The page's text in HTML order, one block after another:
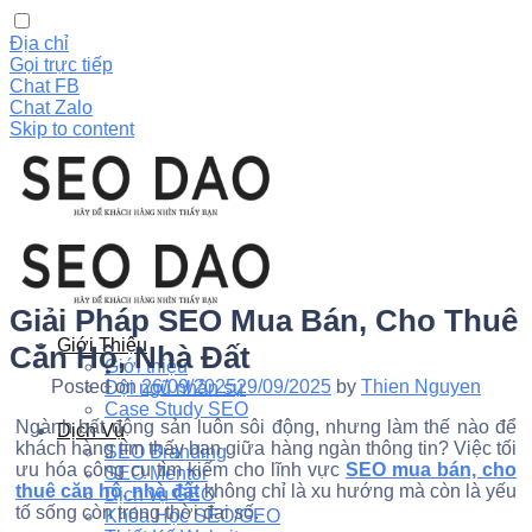
Địa chỉ
Gọi trực tiếp
Chat FB
Chat Zalo
Skip to content
Giới Thiệu
Giới thiệu
Đội ngũ nhân sự
Case Study SEO
Dịch Vụ
SEO Branding
SEO Mentor
Dịch vụ GEO
Khóa Học SEO/GEO
Giải Pháp SEO Mua Bán, Cho Thuê
Căn Hộ, Nhà Đất
Posted on26/09/202529/09/2025 by Thien Nguyen
Ngành bất động sản luôn sôi động, nhưng làm thế nào để
khách hàng tìm thấy bạn giữa hàng ngàn thông tin? Việc tối
ưu hóa công cụ tìm kiếm cho lĩnh vực SEO mua bán, cho
thuê căn hộ, nhà đấtkhông chỉ là xu hướng mà còn là yếu
tố sống còn trong thời đại số.